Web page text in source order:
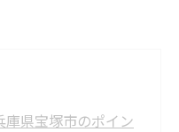
県宝塚市のポイン